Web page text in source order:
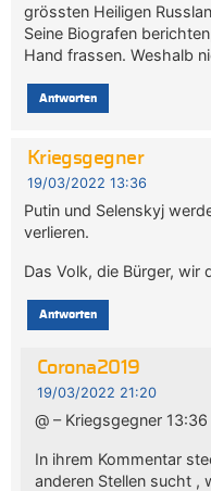
grössten Heiligen
Seine Biografen
Hand frassen. Weshalb
Antworten
Kriegsgegner
19/03/2022 13:36
Putin und Selenskyj
verlieren.
Das Volk, die Bürger, wir
Antworten
Corona2019
19/03/2022 21:20
@ – Kriegsgegner 13:36
In ihrem Kommentar
anderen Stellen sucht ,